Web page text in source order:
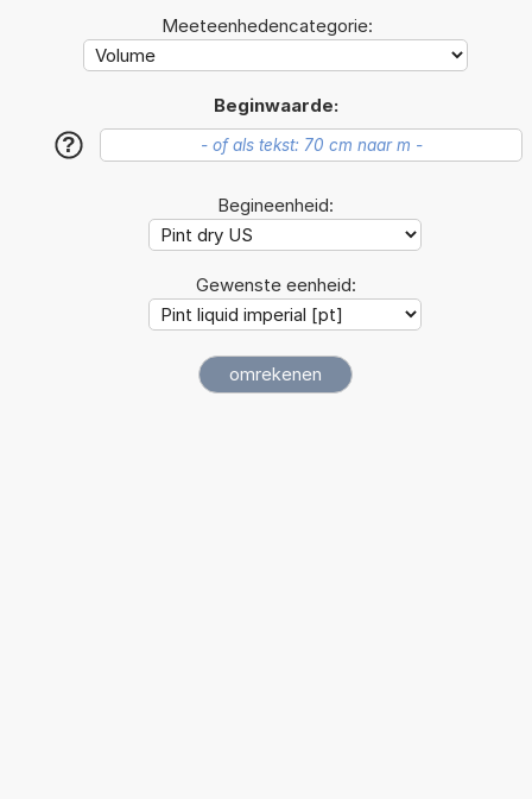
Meeteenhedencategorie:
Beginwaarde:
?
Begineenheid:
Gewenste eenheid: